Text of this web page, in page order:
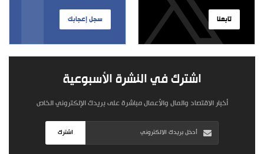
سجل إعجابك تابعنا
اشترك في النشرة الأسبوعية
أخبار الاقتصاد والمال والأعمال مباشرة على بريدك الإلكتروني الخاص
اشترك